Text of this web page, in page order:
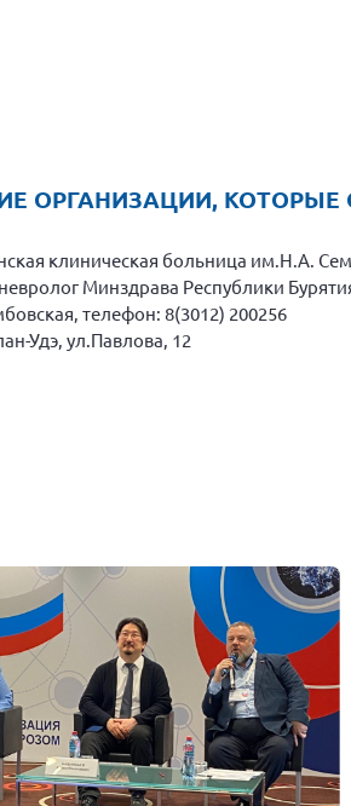
ОРГАНИЗАЦИИ,
клиническая больница им.Н.А.
Минздрава Республики
телефон: 8(3012) 200256
Удэ, ул.Павлова, 12